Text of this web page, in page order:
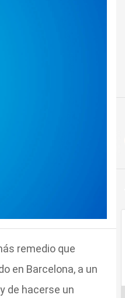
remedio que
en Barcelona, a un
de hacerse un